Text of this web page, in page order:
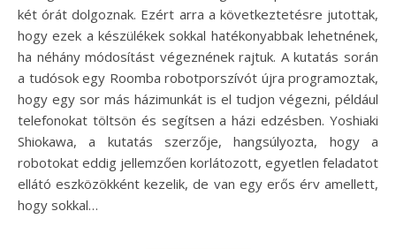
két órát dolgoznak. Ezért arra a következtetésre jutottak,
hogy ezek a készülékek sokkal hatékonyabbak lehetnének,
ha néhány módosítást végeznének rajtuk. A kutatás során
a tudósok egy Roomba robotporszívót újra programoztak,
hogy egy sor más házimunkát is el tudjon végezni, például
telefonokat töltsön és segítsen a házi edzésben. Yoshiaki
Shiokawa, a kutatás szerzője, hangsúlyozta, hogy a
robotokat eddig jellemzően korlátozott, egyetlen feladatot
ellátó eszközökként kezelik, de van egy erős érv amellett,
hogy sokkal…